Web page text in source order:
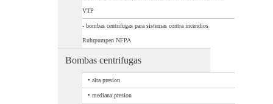
VTP
- bombas centrifugas para sistemas contra incendios
Ruhrpumpen NFPA
Bombas centrifugas
• alta presion
• mediana presion